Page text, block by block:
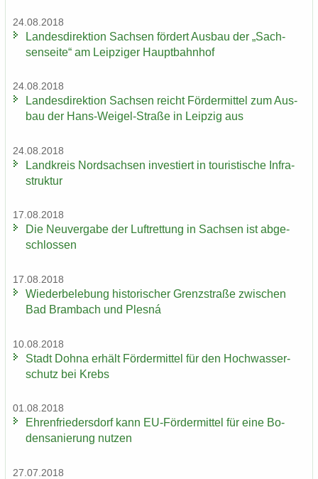
24.08.2018
Lan­des­di­rek­ti­on Sach­sen för­dert Aus­bau der „Sach­
sen­sei­te“ am Leip­zi­ger Haupt­bahn­hof
24.08.2018
Lan­des­di­rek­ti­on Sach­sen reicht För­der­mit­tel zum Aus­
bau der Hans-​Weigel-Straße in Leip­zig aus
24.08.2018
Land­kreis Nord­sach­sen in­ves­tiert in tou­ris­ti­sche In­fra­
struk­tur
17.08.2018
Die Neu­ver­ga­be der Luft­ret­tung in Sach­sen ist ab­ge­
schlos­sen
17.08.2018
Wie­der­be­le­bung his­to­ri­scher Grenz­stra­ße zwi­schen
Bad Brambach und Plesná
10.08.2018
Stadt Dohna er­hält För­der­mit­tel für den Hoch­was­ser­
schutz bei Krebs
01.08.2018
Eh­ren­frie­ders­dorf kann EU-​Fördermittel für eine Bo­
den­sa­nie­rung nut­zen
27.07.2018